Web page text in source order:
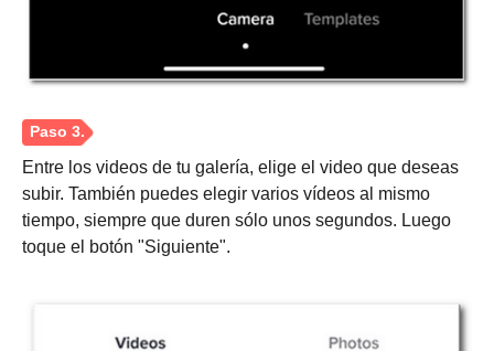
Entre los videos de tu galería, elige el video que deseas
subir. También puedes elegir varios vídeos al mismo
tiempo, siempre que duren sólo unos segundos. Luego
toque el botón "Siguiente".